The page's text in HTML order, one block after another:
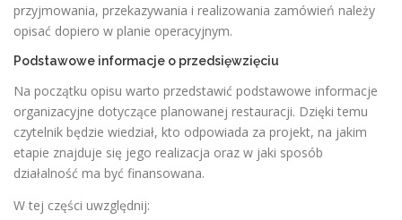
przyjmowania, przekazywania i realizowania zamówień należy
opisać dopiero w planie operacyjnym.
Podstawowe informacje o przedsięwzięciu
Na początku opisu warto przedstawić podstawowe informacje
organizacyjne dotyczące planowanej restauracji. Dzięki temu
czytelnik będzie wiedział, kto odpowiada za projekt, na jakim
etapie znajduje się jego realizacja oraz w jaki sposób
działalność ma być finansowana.
W tej części uwzględnij: